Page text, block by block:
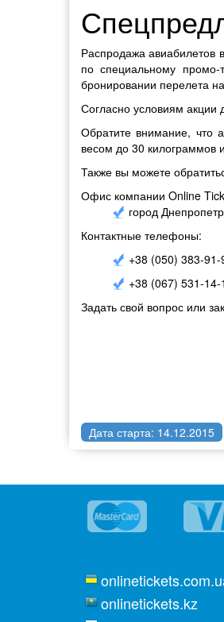
Распродажа авиабилетов
по специальному промо-
бронировании перелета
Согласно условиям
Обратите внимание, что
весом до 30 килограммов
Также вы можете
Офис компании Online
город
Контактные телефоны:
+38 (050) 383-91-
+38 (067) 531-14-
Задать свой вопрос или
Дата старта: 14.12.2015
onlinetickets.kz